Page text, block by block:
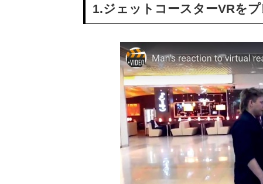
1.ジェットコースターVRを